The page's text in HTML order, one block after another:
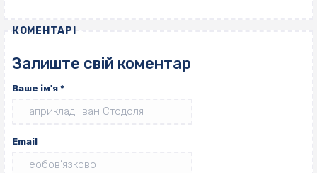
КОМЕНТАРІ
Залиште свій коментар
Ваше ім'я *
Email